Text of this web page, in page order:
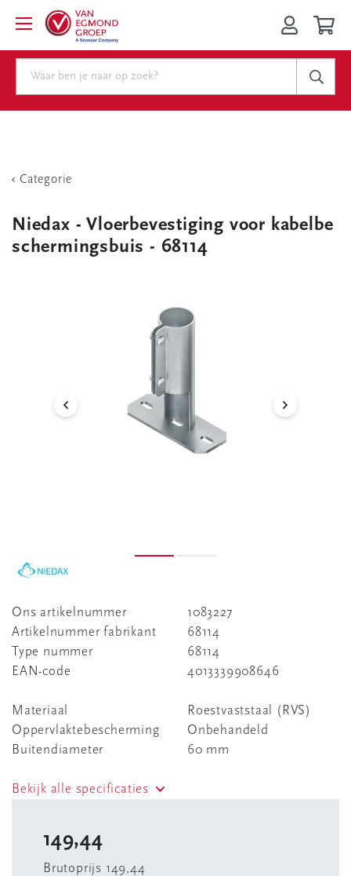
Categorie
Niedax - Vloerbevestiging voor kabelbe
schermingsbuis - 68114
Ons artikelnummer
1083227
Artikelnummer fabrikant
68114
Type nummer
68114
EAN-code
4013339908646
Materiaal
Roestvaststaal (RVS)
Oppervlaktebescherming
Onbehandeld
Buitendiameter
60 mm
Bekijk alle specificaties
149,44
Brutoprijs 149,44